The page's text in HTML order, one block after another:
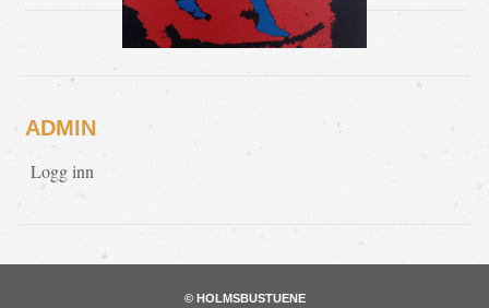
ADMIN
Logg inn
© HOLMSBUSTUENE